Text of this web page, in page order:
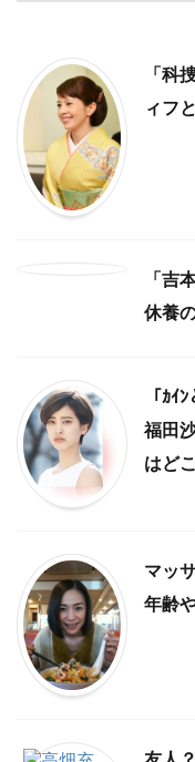
「科
ィフ
「吉
休養
「ｶｲ
福田
はど
マッ
年齢